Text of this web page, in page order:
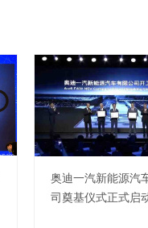
奥迪一汽新能源汽
司奠基仪式正式启